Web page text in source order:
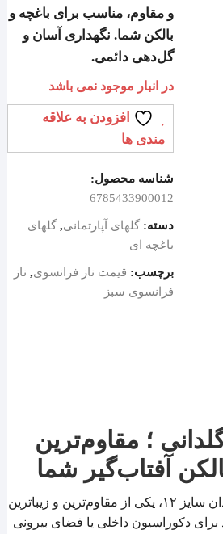
و مقاوم، مناسب برای باغچه و
بالکن شما. نگهداری آسان و
گل‌دهی دائمی.
در انبار موجود نمی باشد
افزودن به علاقه
مندی ها
شناسه محصول:
6785433900012
دسته: گلهای آپارتمانی, گلهای
باغچه ای
برچسب: قیمت ناز فرانسوی, ناز
فرانسوی سبز
؛ مقاوم‌ترین
آفتاب‌گیر شما
با گلدان سایز ۱۲، یکی از مقاوم‌ترین و زیباترین
برای دکوراسیون داخلی یا فضای بیرونی